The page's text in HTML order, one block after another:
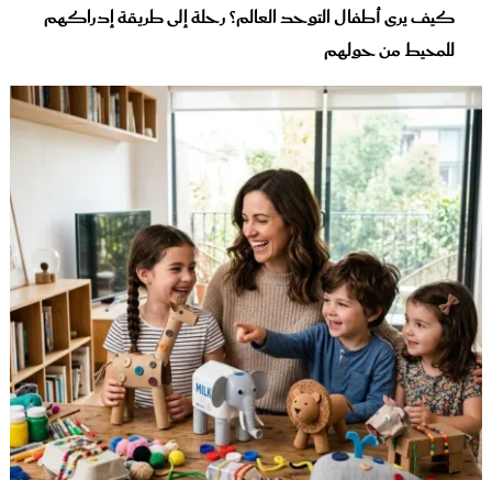
كيف يرى أطفال التوحد العالم؟ رحلة إلى طريقة إدراكهم
للمحيط من حولهم